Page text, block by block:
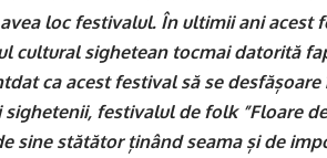
loc festivalul. În ultimii ani acest
cultural sighetean tocmai datorită
ca acest festival să se
festivalul de folk ”Floare
sine stătător ținând seama și de